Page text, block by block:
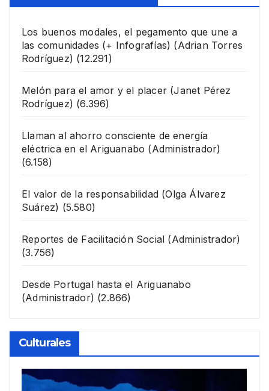
Los buenos modales, el pegamento que une a
las comunidades (+ Infografías) (Adrian Torres
Rodríguez) (12.291)
Melón para el amor y el placer (Janet Pérez
Rodríguez) (6.396)
Llaman al ahorro consciente de energía
eléctrica en el Ariguanabo (Administrador)
(6.158)
El valor de la responsabilidad (Olga Álvarez
Suárez) (5.580)
Reportes de Facilitación Social (Administrador)
(3.756)
Desde Portugal hasta el Ariguanabo
(Administrador) (2.866)
Culturales